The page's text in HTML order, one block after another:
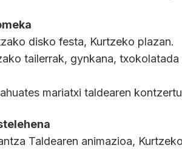
disko festa, Kurtzeko plazan.
tailerrak, gynkana,
mariatxi taldearen
Taldearen animazioa,